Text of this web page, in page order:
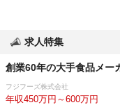
求人特集
創業60年の大手食品メー
フジフーズ株式会社
年収450万円～600万円